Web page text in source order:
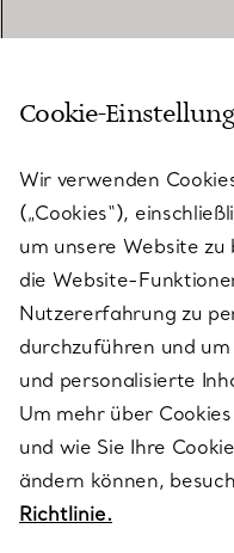
KUNDENSERVICE
SERVICES
ÜBER TIFFANY & CO.
RECHTLICHE HINWEISE
FOLGEN SIE UNS
Cookie-
Wir verwenden
(„Cookies“),
um unsere Website
die Website-
Nutzererfahrung zu
durchzuführen und
und personalisierte
Um mehr über
und wie Sie Ihre
ändern können,
Richtlinie.